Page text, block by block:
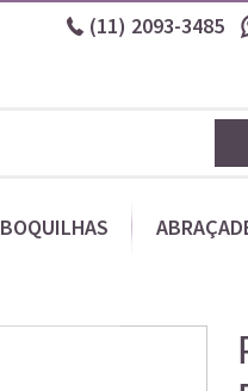
(11) 2093-3485
BOQUILHAS